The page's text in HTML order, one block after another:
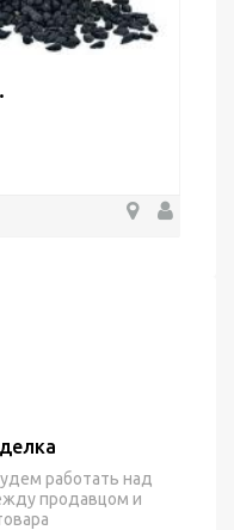
работать над
продавцом и